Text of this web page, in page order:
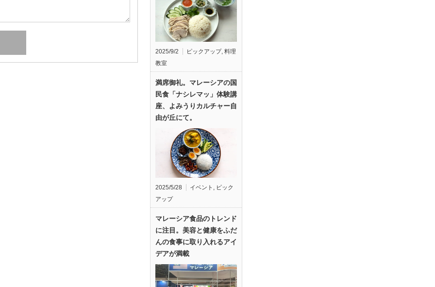
2025/9/2 ピックアップ, 料理
教室
満席御礼。マレーシアの国
民食「ナシレマッ」体験講
座、よみうりカルチャー自
由が丘にて。
2025/5/28 イベント , ピック
アップ
マレーシア食品のトレンド
に注目。美容と健康をふだ
んの食事に取り入れるアイ
デアが満載